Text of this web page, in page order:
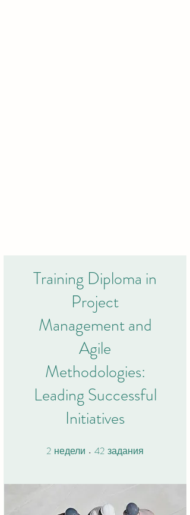
Training Diploma in
Project
Management and
Agile
Methodologies:
Leading Successful
Initiatives
2 недели 2 недели
42 задания